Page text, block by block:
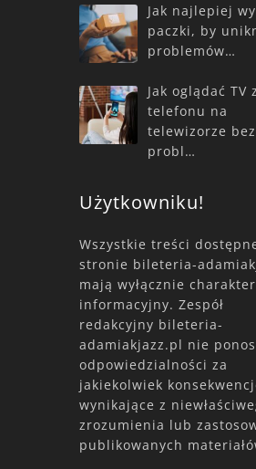
Jak najlepiej
paczki, by
problemów…
Jak oglądać TV z
telefonu na
telewizorze bez
probl…
Użytkowniku!
Wszystkie treści
stronie bileteria-
mają wyłącznie charakter
informacyjny. Zespół
redakcyjny bileteria-
adamiakjazz.pl nie
odpowiedzialności za
jakiekolwiek
wynikające z
zrozumienia lub
publikowanych